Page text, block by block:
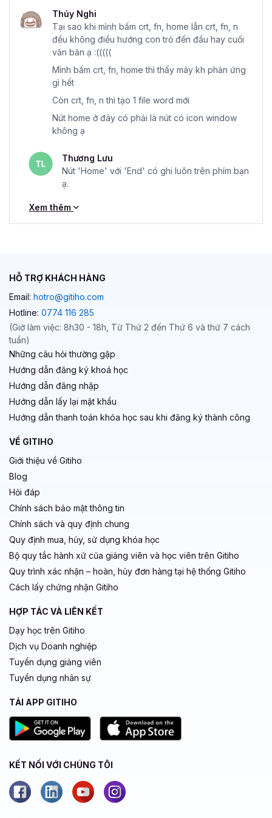
Thúy Nghi
Tại sao khi mình bấm crt, fn, home lẫn crt, fn, n
đều không điều hướng con trỏ đến đầu hay cuối
văn bản ạ :(((((
Mình bấm crt, fn, home thì thấy máy kh phản ứng
gì hết
Còn crt, fn, n thì tạo 1 file word mới
Nút home ở đây có phải là nút có icon window
không ạ
Thương Lưu
Nút 'Home' với 'End' có ghi luôn trên phím bạn
ạ.
Xem thêm
HỖ TRỢ KHÁCH HÀNG
Email: hotro@gitiho.com
Hotline: 0774 116 285
(Giờ làm việc: 8h30 - 18h, Từ Thứ 2 đến Thứ 6 và thứ 7 cách
tuần)
Những câu hỏi thường gặp
Hướng dẫn đăng ký khoá học
Hướng dẫn đăng nhập
Hướng dẫn lấy lại mật khẩu
Hướng dẫn thanh toán khóa học sau khi đăng ký thành công
VỀ GITIHO
Giới thiệu về Gitiho
Blog
Hỏi đáp
Chính sách bảo mật thông tin
Chính sách và quy định chung
Quy định mua, hủy, sử dụng khóa học
Bộ quy tắc hành xử của giảng viên và học viên trên Gitiho
Quy trình xác nhận – hoàn, hủy đơn hàng tại hệ thống Gitiho
Cách lấy chứng nhận Gitiho
HỢP TÁC VÀ LIÊN KẾT
Dạy học trên Gitiho
Dịch vụ Doanh nghiệp
Tuyển dụng giảng viên
Tuyển dụng nhân sự
TẢI APP GITIHO
KẾT NỐI VỚI CHÚNG TÔI